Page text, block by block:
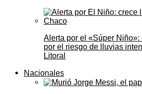
Alerta por el «Súper
por el riesgo de lluvias
Litoral
Nacionales